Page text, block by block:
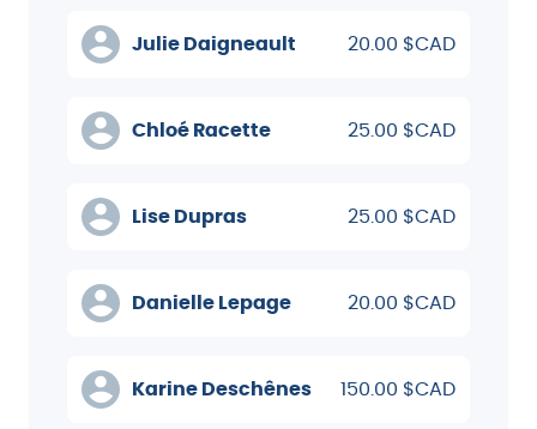
Julie Daigneault 20.00 $CAD
Chloé Racette 25.00 $CAD
Lise Dupras 25.00 $CAD
Danielle Lepage 20.00 $CAD
Karine Deschênes 150.00 $CAD